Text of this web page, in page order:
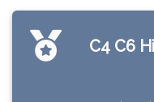
C4 C6